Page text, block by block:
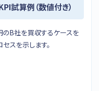
試算例（数値付き）
B社を買収するケースを
スを示します。